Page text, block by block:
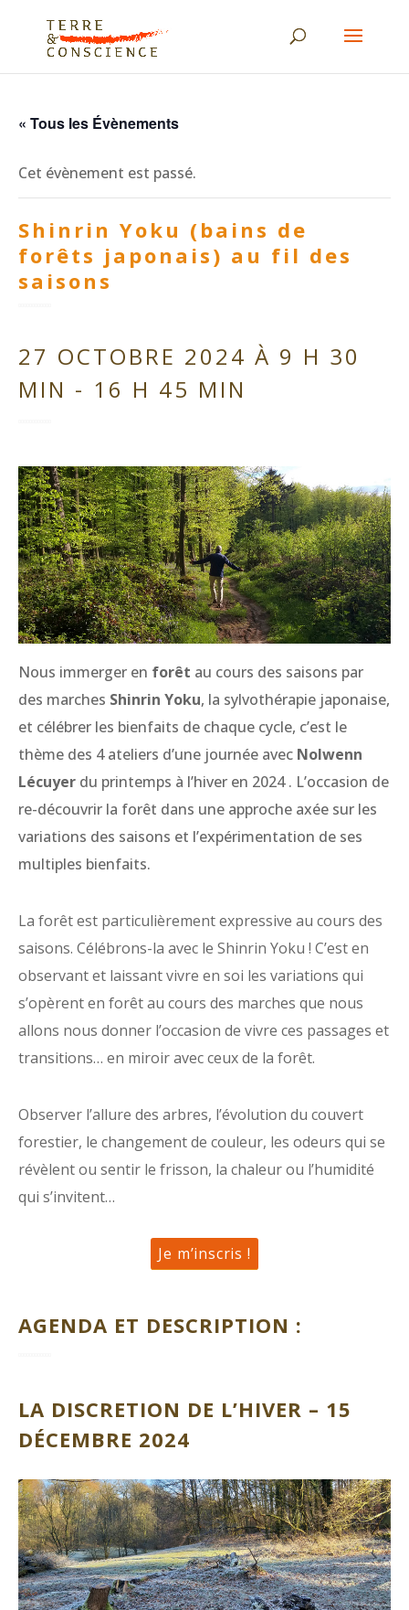
« Tous les Évènements
Cet évènement est passé.
Shinrin Yoku (bains de
forêts japonais) au fil des
saisons
27 OCTOBRE 2024 À 9 H 30
MIN - 16 H 45 MIN
Nous immerger en forêt au cours des saisons par
des marches Shinrin Yoku, la sylvothérapie japonaise,
et célébrer les bienfaits de chaque cycle, c’est le
thème des 4 ateliers d’une journée avec Nolwenn
Lécuyer du printemps à l’hiver en 2024 . L’occasion de
re-découvrir la forêt dans une approche axée sur les
variations des saisons et l’expérimentation de ses
multiples bienfaits.
La forêt est particulièrement expressive au cours des
saisons. Célébrons-la avec le Shinrin Yoku ! C’est en
observant et laissant vivre en soi les variations qui
s’opèrent en forêt au cours des marches que nous
allons nous donner l’occasion de vivre ces passages et
transitions… en miroir avec ceux de la forêt.
Observer l’allure des arbres, l’évolution du couvert
forestier, le changement de couleur, les odeurs qui se
révèlent ou sentir le frisson, la chaleur ou l’humidité
qui s’invitent…
Je m’inscris !
AGENDA ET DESCRIPTION :
LA DISCRETION DE L’HIVER – 15
DÉCEMBRE 2024